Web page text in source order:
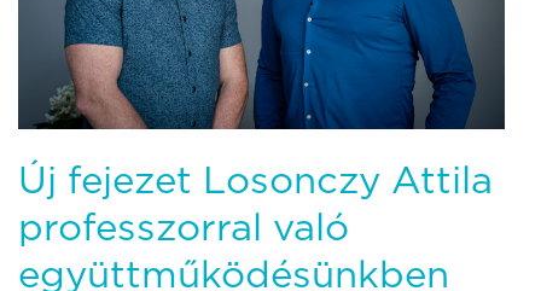
Új fejezet Losonczy Attila
professzorral való
együttműködésünkben